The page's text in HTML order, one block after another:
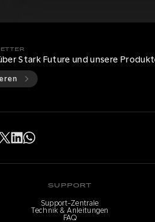
Stark Future und unsere
SUPPORT
Support-Zentrale
Technik & Anleitungen
FAQ